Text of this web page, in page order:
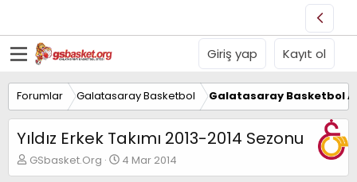
Giriş yap Kayıt ol
Forumlar Galatasaray Basketbol Galatasaray Basketbol
Yıldız Erkek Takımı 2013-2014 Sezonu
K
o
GSbasket.Org
B
a
4 Mar 2014